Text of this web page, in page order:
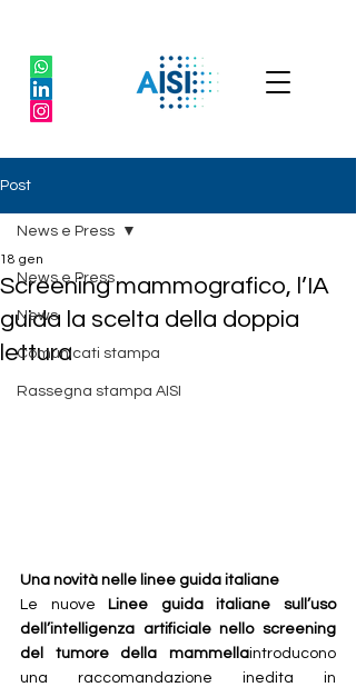
Post
News e Press
News
Comunicati stampa
Rassegna stampa AISI
News e Press
Screening mammografico, l’IA
guida la scelta della doppia
lettura
18 gen
Una novità nelle linee guida italiane
Le nuove
Linee guida italiane sull’uso
dell’intelligenza artificiale nello screening
del tumore della mammellaintroducono
una raccomandazione inedita in